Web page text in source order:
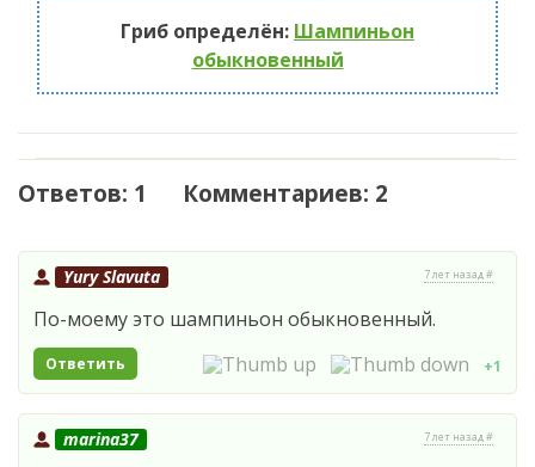
Гриб определён: Шампиньон
обыкновенный
Ответов: 1 Комментариев: 2
Yury Slavuta 7 лет назад #
По-моему это шампиньон обыкновенный.
Ответить +1
marina37 7 лет назад #